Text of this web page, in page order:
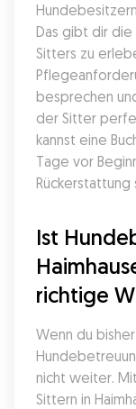
Das gibt dir
Sitters zu
besprechen
der Sitter
kannst eine
Tage vor
Rückerstattung
Ist
richtige
Wenn du
nicht weiter.
Sittern in